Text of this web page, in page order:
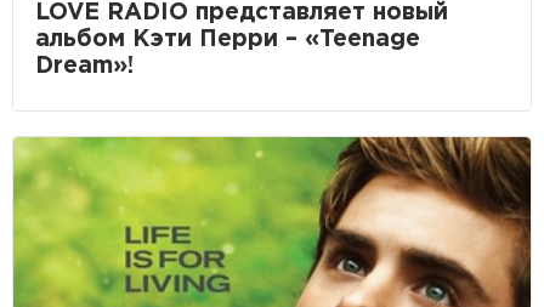
LOVE RADIO представляет новый
альбом Кэти Перри – «Teenage
Dream»!